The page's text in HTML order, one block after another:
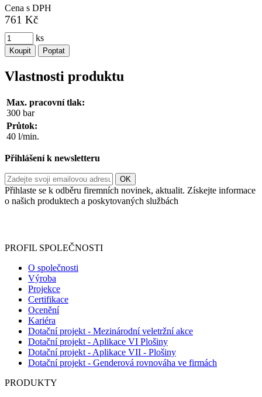
Cena s DPH
761 Kč
ks
Koupit Poptat
Vlastnosti produktu
Max. pracovní tlak:
300 bar
Průtok:
40 l/min.
Přihlášení k newsletteru
Přihlaste se k odběru firemních novinek, aktualit. Získejte informace
o našich produktech a poskytovaných službách
PROFIL SPOLEČNOSTI
O společnosti
Výroba
Projekce
Certifikace
Ocenění
Kariéra
Dotační projekt - Mezinárodní veletržní akce
Dotační projekt - Aplikace VI Plošiny
Dotační projekt - Aplikace VII - Plošiny
Dotační projekt - Genderová rovnováha ve firmách
PRODUKTY